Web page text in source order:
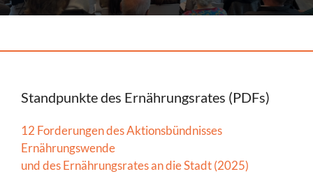
Standpunkte des Ernährungsrates (PDFs)
12 Forderungen des Aktionsbündnisses
Ernährungswende
und des Ernährungsrates an die Stadt (2025)